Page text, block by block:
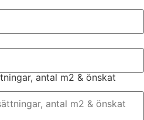
antal m2 & önskat